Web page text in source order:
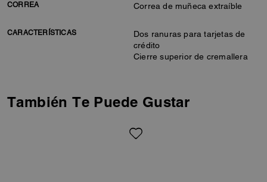
CORREA Correa de muñeca extraíble
CARACTERÍSTICAS
Dos ranuras para tarjetas de
crédito
Cierre superior de cremallera
También Te Puede Gustar